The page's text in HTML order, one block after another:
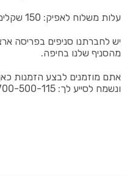
עלות משלוח לאפיק: 150 שקלים
יש לחברתנו סניפים בפריסה
מהסניף שלנו בחיפה.
אתם מוזמנים לבצע הזמנות
ונשמח לסייע לך: 1700-500-115